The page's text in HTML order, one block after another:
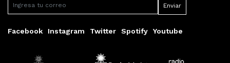
Facebook Instagram Twitter Spotify Youtube